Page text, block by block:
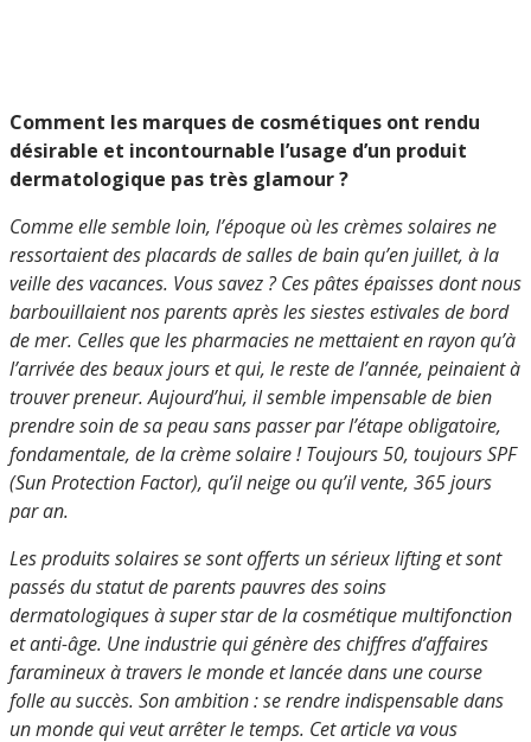
Comment les marques de cosmétiques ont rendu
désirable et incontournable l’usage d’un produit
dermatologique pas très glamour ?
Comme elle semble loin, l’époque où les crèmes solaires ne
ressortaient des placards de salles de bain qu’en juillet, à la
veille des vacances. Vous savez ? Ces pâtes épaisses dont nous
barbouillaient nos parents après les siestes estivales de bord
de mer. Celles que les pharmacies ne mettaient en rayon qu’à
l’arrivée des beaux jours et qui, le reste de l’année, peinaient à
trouver preneur. Aujourd’hui, il semble impensable de bien
prendre soin de sa peau sans passer par l’étape obligatoire,
fondamentale, de la crème solaire ! Toujours 50, toujours SPF
(Sun Protection Factor), qu’il neige ou qu’il vente, 365 jours
par an.
Les produits solaires se sont offerts un sérieux lifting et sont
passés du statut de parents pauvres des soins
dermatologiques à super star de la cosmétique multifonction
et anti-âge. Une industrie qui génère des chiffres d’affaires
faramineux à travers le monde et lancée dans une course
folle au succès. Son ambition : se rendre indispensable dans
un monde qui veut arrêter le temps. Cet article va vous